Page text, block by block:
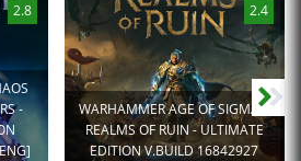
2.8
-
2.4
WARHAMMER AGE OF SIGMAR:
REALMS OF RUIN - ULTIMATE
EDITION V.BUILD 16842927